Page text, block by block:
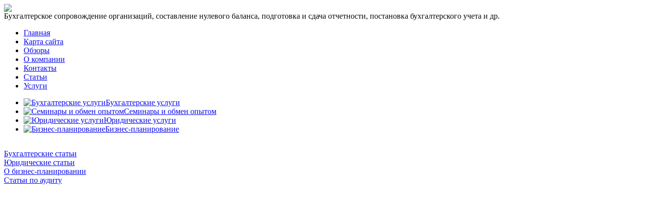
Бухгалтерское сопровождение организаций, составление нулевого баланса, подготовка и сдача отчетности, постановка бухгалтерского учета и др.
Главная
Карта сайта
Обзоры
О компании
Контакты
Статьи
Услуги
Бухгалтерские услуги
Семинары и обмен опытом
Юридические услуги
Бизнес-планирование
Бухгалтерские статьи
Юридические статьи
О бизнес-планировании
Статьи по аудиту